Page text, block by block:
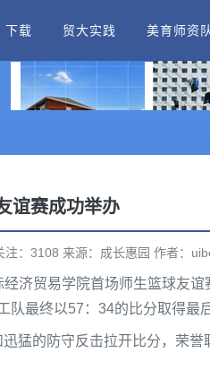
下载 贸大实践 美育师资
谊赛成功举办
注：3108 来源：成长惠园 作者：
济贸易学院首场师生篮球友
最终以57：34的比分取得最
猛的防守反击拉开比分，荣誉